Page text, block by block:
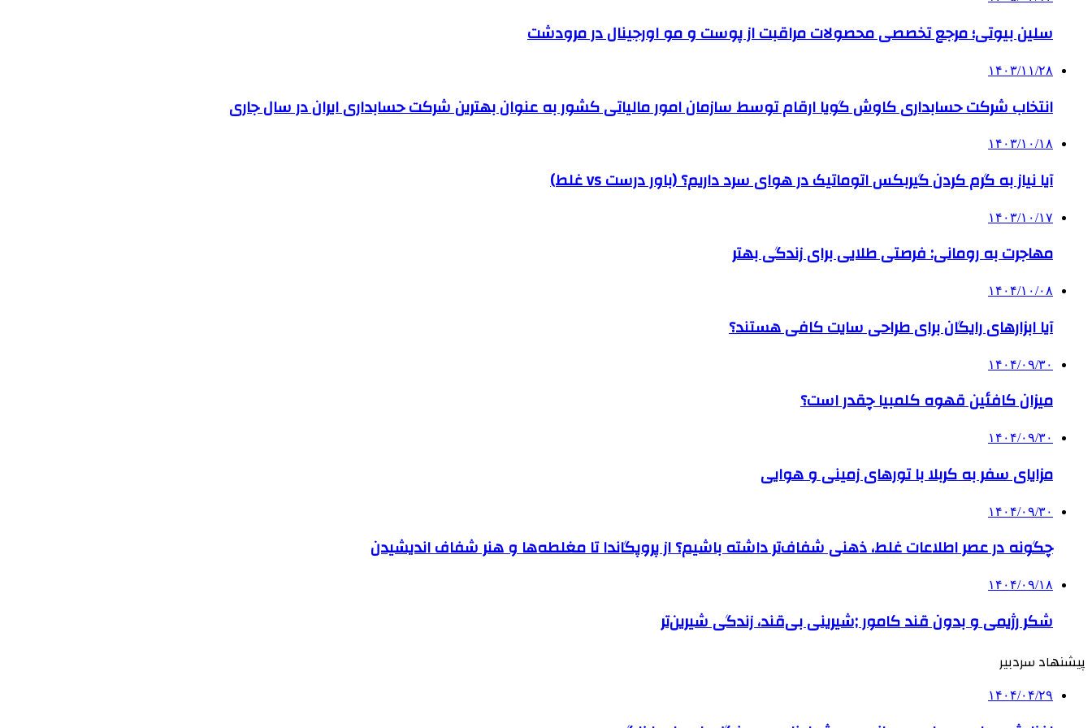
سلین بیوتی؛ مرجع تخصصی محصولات مراقبت از پوست و مو اورجینال در مرودشت
۱۴۰۳/۱۱/۲۸
انتخاب شرکت حسابداری کاوش گویا ارقام توسط سازمان امور مالیاتی کشور به عنوان بهترین شرکت حسابداری ایران در سال جاری
۱۴۰۳/۱۰/۱۸
آیا نیاز به گرم کردن گیربکس اتوماتیک در هوای سرد داریم؟ (باور درست vs غلط)
۱۴۰۳/۱۰/۱۷
مهاجرت به رومانی: فرصتی طلایی برای زندگی بهتر
۱۴۰۴/۱۰/۰۸
آیا ابزارهای رایگان برای طراحی سایت کافی هستند؟
۱۴۰۴/۰۹/۳۰
میزان کافئین قهوه کلمبیا چقدر است؟
۱۴۰۴/۰۹/۳۰
مزایای سفر به کربلا با تورهای زمینی و هوایی
۱۴۰۴/۰۹/۳۰
چگونه در عصر اطلاعات غلط، ذهنی شفاف‌تر داشته باشیم؟ از پروپگاندا تا مغلطه‌ها و هنر شفاف اندیشیدن
۱۴۰۴/۰۹/۱۸
شکر رژیمی و بدون قند کامور ;شیرینی بی‌قند، زندگی شیرین‌تر
پیشنهاد سردبیر
۱۴۰۴/۰۴/۲۹